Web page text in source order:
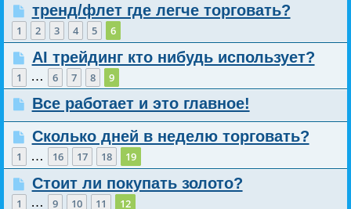
тренд/флет где легче торговать?
1 2 3 4 5 6
AI трейдинг кто нибудь использует?
1 … 6 7 8 9
Все работает и это главное!
Сколько дней в неделю торговать?
1 … 16 17 18 19
Стоит ли покупать золото?
1 … 9 10 11 12